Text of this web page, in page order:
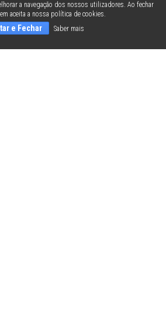
a navegação dos nossos utilizadores. Ao fechar
aceita a nossa política de cookies.
e Fechar Saber mais